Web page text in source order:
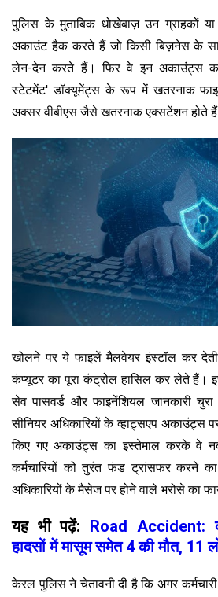
पुलिस के मुताबिक धोखेबाज़ उन ग्राहकों या
अकाउंट हैक करते हैं जो किसी बिज़नेस के
लेन-देन करते हैं। फिर वे इन अकाउंट्स
स्टेटमेंट' डॉक्यूमेंट्स के रूप में खतरनाक
अक्सर वीबीएस जैसे खतरनाक एक्सटेंशन होते
खोलने पर ये फाइलें मैलवेयर इंस्टॉल कर
कंप्यूटर का पूरा कंट्रोल हासिल कर लेते हैं।
सेव पासवर्ड और फाइनेंशियल जानकारी
सीनियर अधिकारियों के व्हाट्सएप
किए गए अकाउंट्स का इस्तेमाल करके वे
कर्मचारियों को तुरंत फंड ट्रांसफर करने
अधिकारियों के मैसेज पर होने वाले भरोसे का
यह भी पढ़ें: Road Accident:
हादसों में मासूम समेत 4 की मौत, 11
केरल पुलिस ने चेतावनी दी है कि अगर